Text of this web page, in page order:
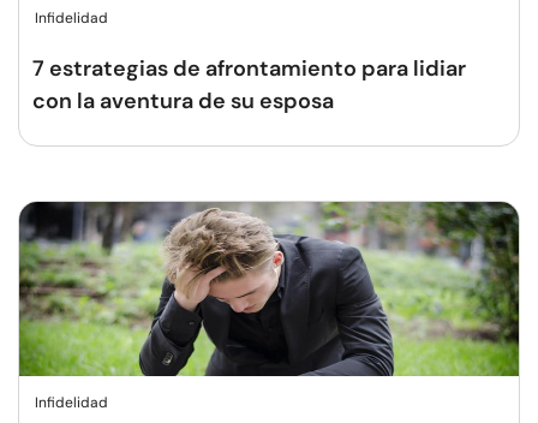
Infidelidad
7 estrategias de afrontamiento para lidiar
con la aventura de su esposa
Infidelidad